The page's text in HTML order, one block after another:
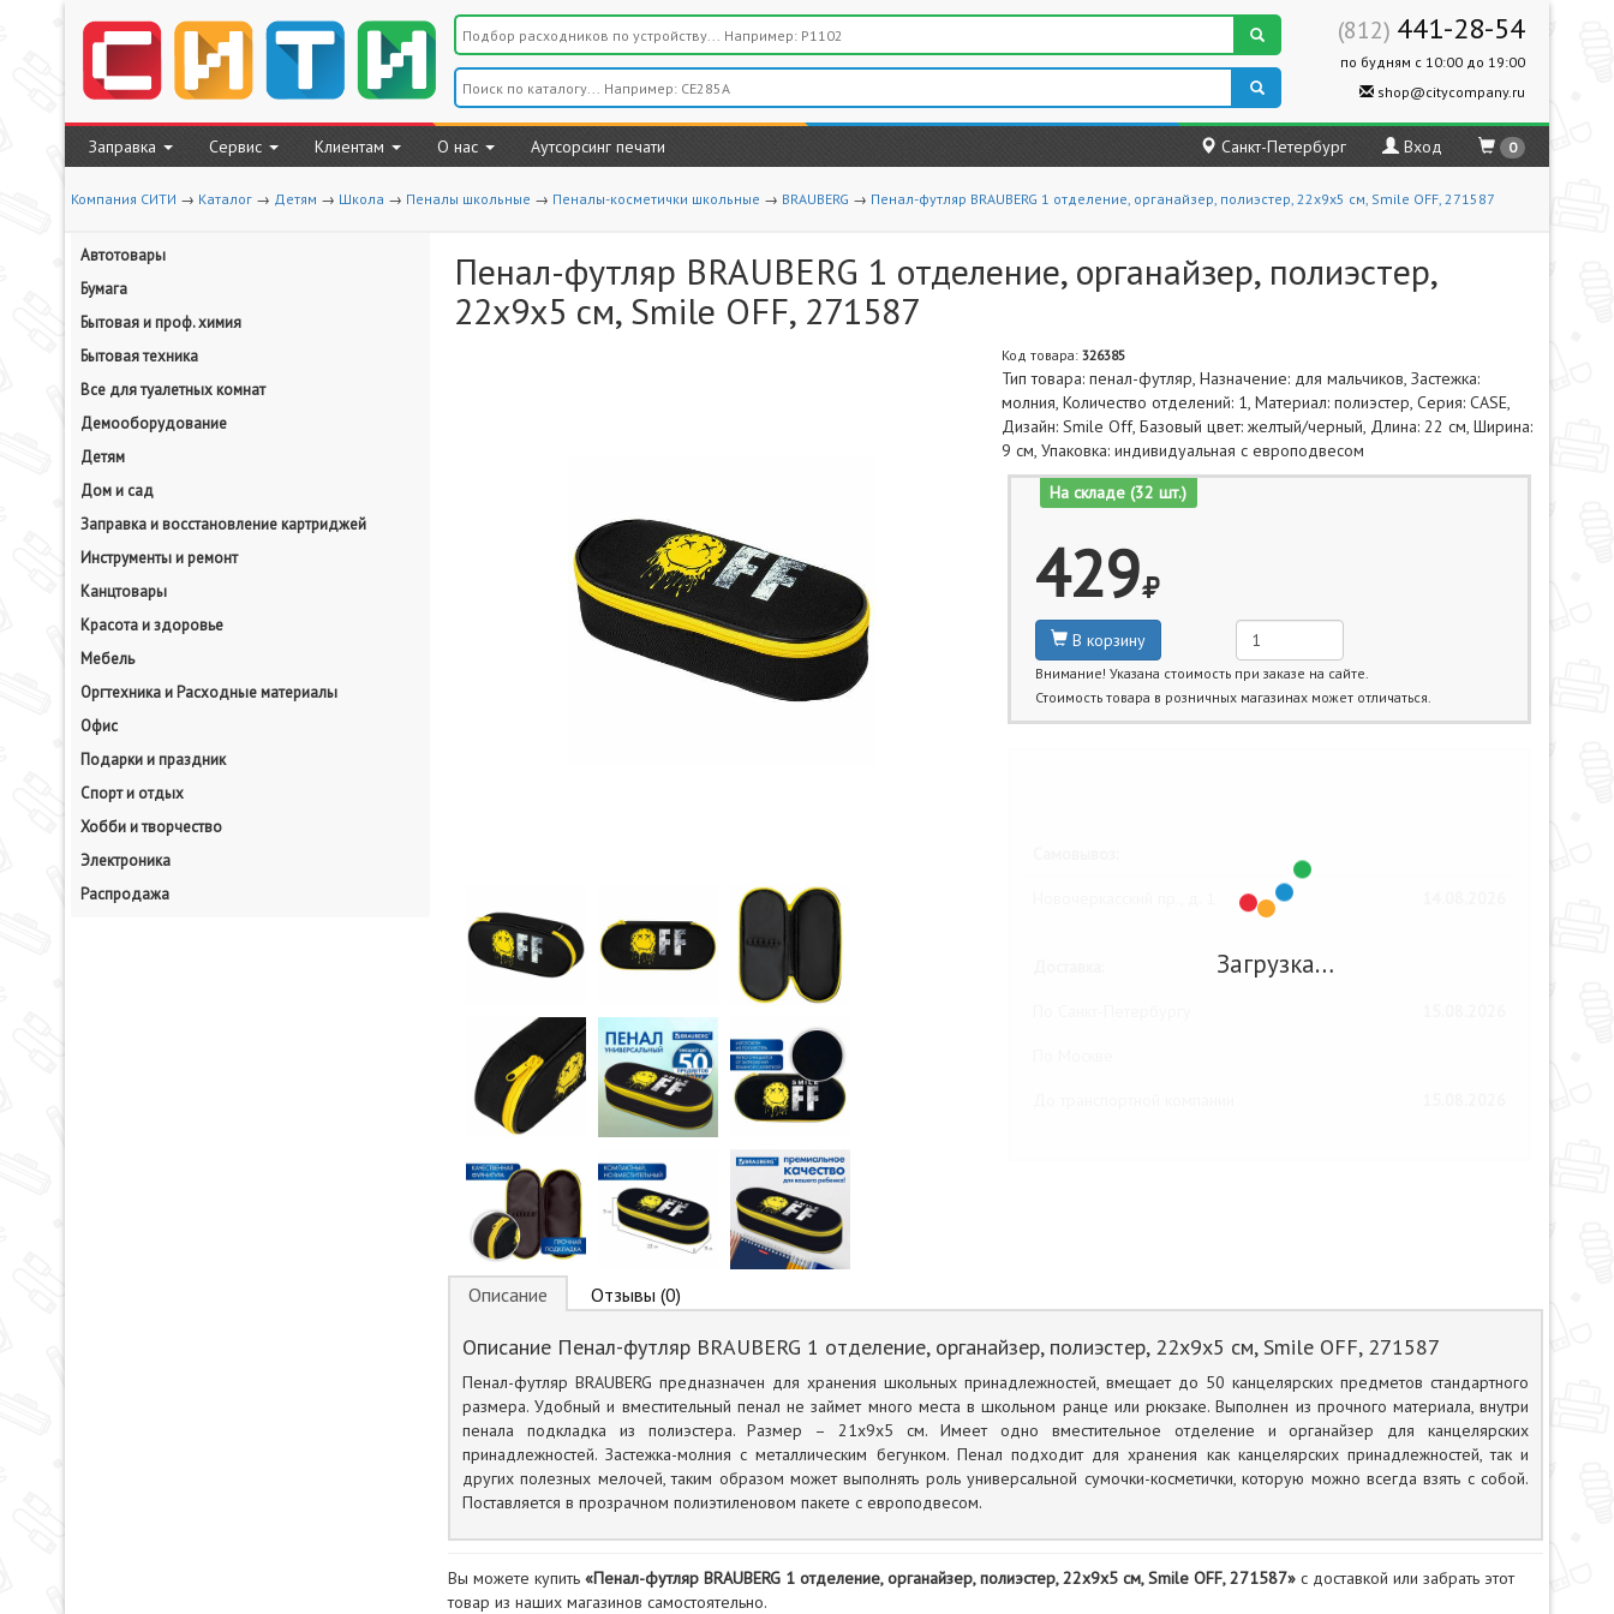
(812) 441-28-54
по будням с 10:00 до 19:00
shop@citycompany.ru
Заправка Сервис Клиентам О нас Аутсорсинг печати Санкт-Петербург Вход 0
Компания СИТИ → Каталог → Детям → Школа → Пеналы школьные → Пеналы-косметички школьные → BRAUBERG → Пенал-футляр BRAUBERG 1 отделение, органайзер, полиэстер, 22x9x5 см, Smile OFF, 271587
Автотовары
Бумага
Бытовая и проф. химия
Бытовая техника
Все для туалетных комнат
Демооборудование
Детям
Дом и сад
Заправка и восстановление картриджей
Инструменты и ремонт
Канцтовары
Красота и здоровье
Мебель
Оргтехника и Расходные материалы
Офис
Подарки и праздник
Спорт и отдых
Хобби и творчество
Электроника
Распродажа
Пенал-футляр BRAUBERG 1 отделение, органайзер, полиэстер,
22x9x5 см, Smile OFF, 271587
Код товара:326385
Тип товара: пенал-футляр, Назначение: для мальчиков, Застежка:
молния, Количество отделений: 1, Материал: полиэстер, Серия: CASE,
Дизайн: Smile Off, Базовый цвет: желтый/черный, Длина: 22 см, Ширина:
9 см, Упаковка: индивидуальная с европодвесом
На складе (32 шт.)
429
В корзину
Внимание! Указана стоимость при заказе на сайте.
Стоимость товара в розничных магазинах может отличаться.
Загрузка…
Описание Отзывы (0)
Описание Пенал-футляр BRAUBERG 1 отделение, органайзер, полиэстер, 22x9x5 см, Smile OFF, 271587
Пенал-футляр BRAUBERG предназначен для хранения школьных принадлежностей, вмещает до 50 канцелярских предметов стандартного
размера. Удобный и вместительный пенал не займет много места в школьном ранце или рюкзаке. Выполнен из прочного материала, внутри
пенала подкладка из полиэстера. Размер – 21х9х5 см. Имеет одно вместительное отделение и органайзер для канцелярских
принадлежностей. Застежка-молния с металлическим бегунком. Пенал подходит для хранения как канцелярских принадлежностей, так и
других полезных мелочей, таким образом может выполнять роль универсальной сумочки-косметички, которую можно всегда взять с собой.
Поставляется в прозрачном полиэтиленовом пакете с европодвесом.
Вы можете купить «Пенал-футляр BRAUBERG 1 отделение, органайзер, полиэстер, 22x9x5 см, Smile OFF, 271587»с доставкой или забрать этот
товар из наших магазинов самостоятельно.